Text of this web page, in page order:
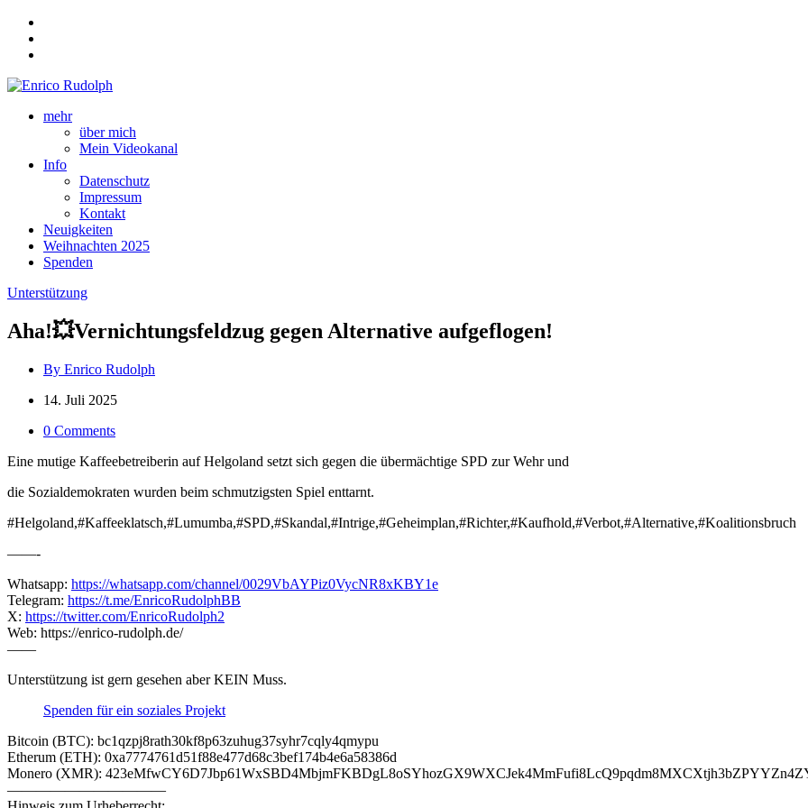
mehr
über mich
Mein Videokanal
Info
Datenschutz
Impressum
Kontakt
Neuigkeiten
Weihnachten 2025
Spenden
Unterstützung
Aha!💥Vernichtungsfeldzug gegen Alternative aufgeflogen!
By Enrico Rudolph
14. Juli 2025
0 Comments
Eine mutige Kaffeebetreiberin auf Helgoland setzt sich gegen die übermächtige SPD zur Wehr und
die Sozialdemokraten wurden beim schmutzigsten Spiel enttarnt.
#Helgoland,#Kaffeeklatsch,#Lumumba,#SPD,#Skandal,#Intrige,#Geheimplan,#Richter,#Kaufhold,#Verbot,#Alternative,#Koalitionsbruch
——-
Whatsapp: https://whatsapp.com/channel/0029VbAYPiz0VycNR8xKBY1e
Telegram: https://t.me/EnricoRudolphBB
X: https://twitter.com/EnricoRudolph2
Web: https://enrico-rudolph.de/
——
Unterstützung ist gern gesehen aber KEIN Muss.
Spenden für ein soziales Projekt
Bitcoin (BTC): bc1qzpj8rath30kf8p63zuhug37syhr7cqly4qmypu
Etherum (ETH): 0xa7774761d51f88e477d68c3bef174b4e6a58386d
Monero (XMR):
———————————